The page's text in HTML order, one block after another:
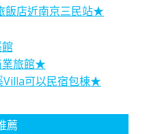
飯店近南京三民站★
業旅館★
Villa可以民宿包棟★
薦